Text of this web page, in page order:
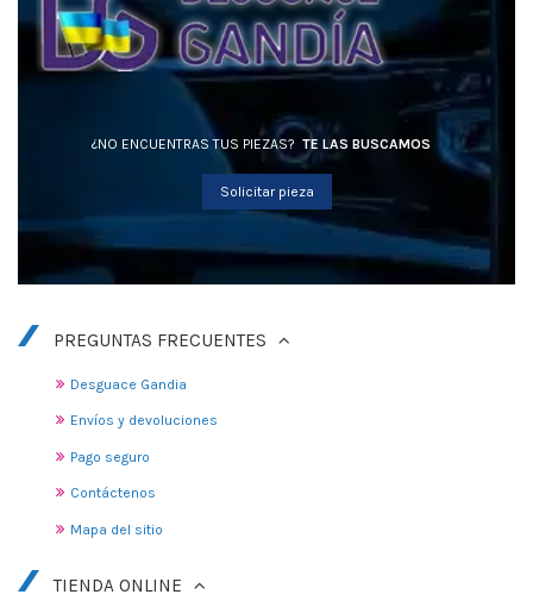
¿NO ENCUENTRAS TUS PIEZAS? TE LAS BUSCAMOS
Solicitar pieza
PREGUNTAS FRECUENTES
Desguace Gandia
Envíos y devoluciones
Pago seguro
Contáctenos
Mapa del sitio
TIENDA ONLINE